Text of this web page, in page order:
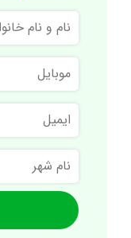
نام
و
نام
خانوادگی
موبایل
ایمیل
نام
شهر